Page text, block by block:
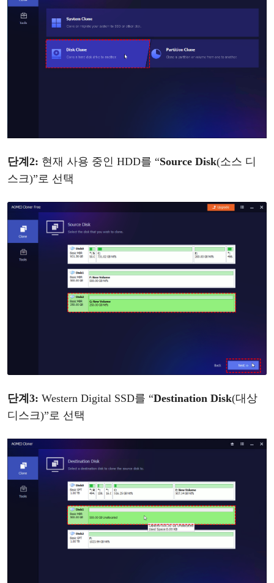
단계 2: 현재 사용 중인 HDD를 “Source Disk(소스 디
스크)”로 선택
단계 3: Western Digital SSD를 “Destination Disk(대상
디스크)”로 선택